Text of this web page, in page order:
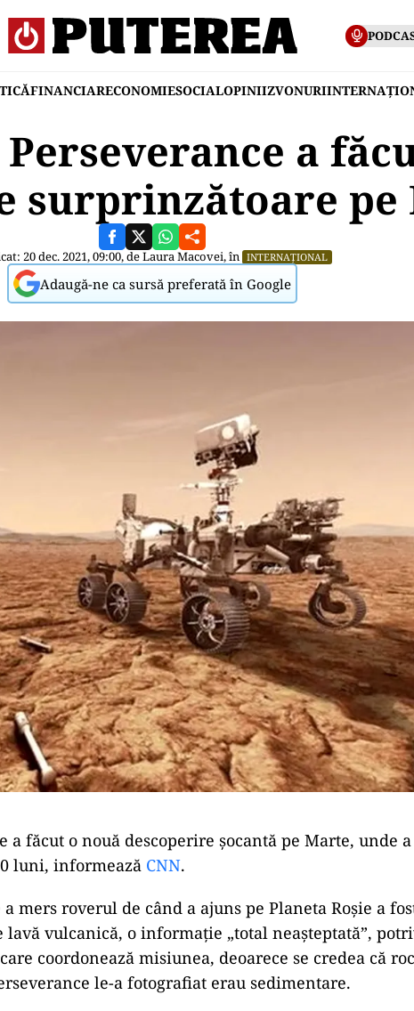
FINANCIARECONOMIESOCIALOPINIIZVONURI
a
surprinzătoare pe
20 dec. 2021, 09:00, deLaura Macovei, în INTERNAȚIONAL
Adaugă-ne ca sursă preferată în Google
a făcut o nouă descoperire șocantă pe Marte, unde a
luni, informează CNN.
a mers roverul de când a ajuns pe Planeta Roșie a
vulcanică, o informație „total neașteptată”,
coordonează misiunea, deoarece se credea că
le-a fotografiat erau sedimentare.